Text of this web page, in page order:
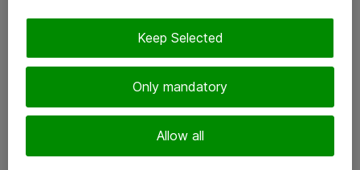
Only mandatory
Allow all
Keep Selected